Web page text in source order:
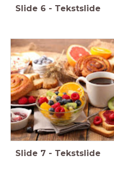
Slide 6 - Tekstslide
Slide 7 - Tekstslide